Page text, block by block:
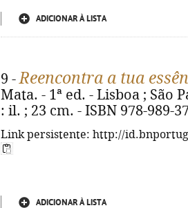
ADICIONAR À LISTA
9 -Reencontra a tua
Mata. - 1ª ed. - Lisboa ; São
: il. ; 23 cm. - ISBN 978-989-
Link persistente: http://
ADICIONAR À LISTA